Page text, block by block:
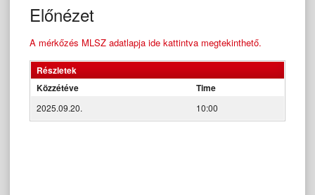
Előnézet
A mérkőzés MLSZ adatlapja ide kattintva megtekinthető.
Részletek
Közzétéve
Time
2025.09.20. 10:00